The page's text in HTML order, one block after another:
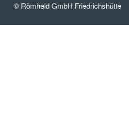
© Römheld GmbH Friedrichshütte